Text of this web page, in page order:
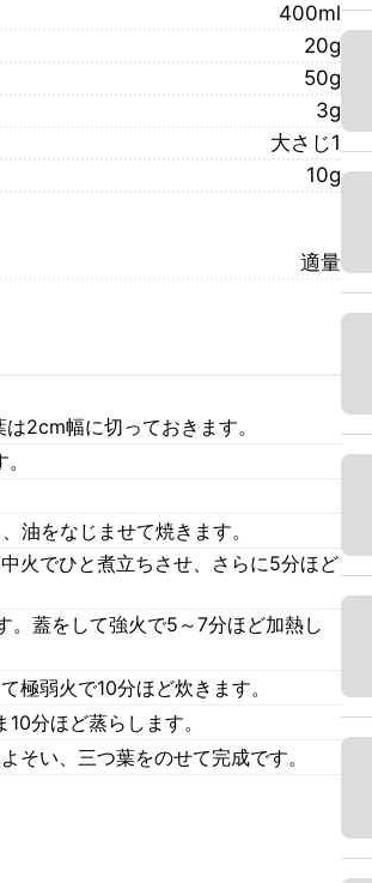
400ml
20g
50g
3g
大さじ1
10g
適量
2cm幅に切っておきます。
油をなじませて焼きます。
火でひと煮立ちさせ、さらに5分ほど
。蓋をして強火で5～7分ほど加熱し
極弱火で10分ほど炊きます。
分ほど蒸らします。
そい、三つ葉をのせて完成です。